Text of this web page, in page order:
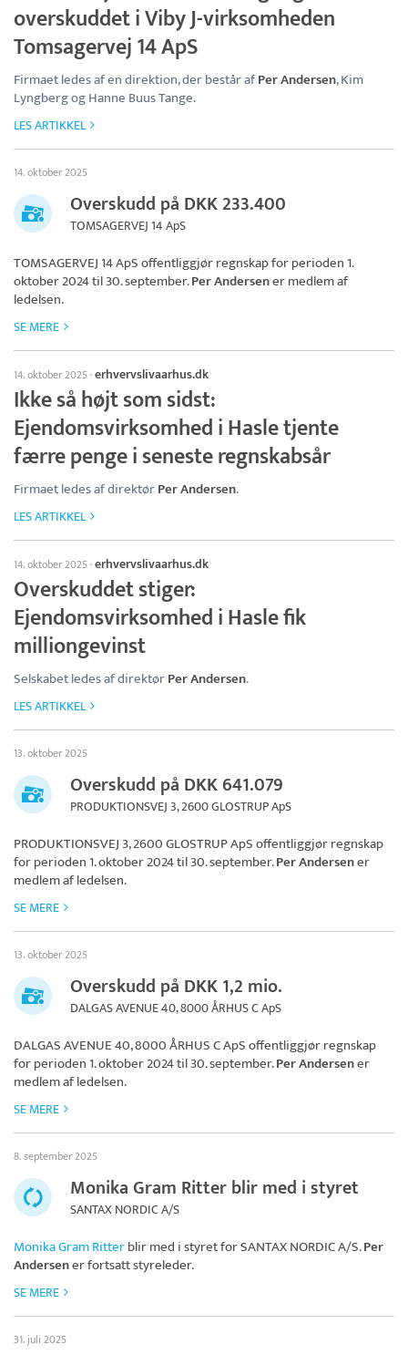
overskuddet i Viby J-virksomheden
Tomsagervej 14 ApS
Firmaet ledes af en direktion, der består afPer Andersen, Kim
Lyngberg og Hanne Buus Tange.
LES ARTIKKEL
14. oktober 2025
Overskudd på DKK 233.400
TOMSAGERVEJ 14 ApS
TOMSAGERVEJ 14 ApSoffentliggjør regnskap for perioden 1.
oktober 2024 til 30. september.Per Andersener medlem af
ledelsen.
SE MERE
14. oktober 2025·erhvervslivaarhus.dk
Ikke så højt som sidst:
Ejendomsvirksomhed i Hasle tjente
færre penge i seneste regnskabsår
Firmaet ledes af direktørPer Andersen.
LES ARTIKKEL
14. oktober 2025·erhvervslivaarhus.dk
Overskuddet stiger:
Ejendomsvirksomhed i Hasle fik
milliongevinst
Selskabet ledes af direktørPer Andersen.
LES ARTIKKEL
13. oktober 2025
Overskudd på DKK 641.079
PRODUKTIONSVEJ 3, 2600 GLOSTRUP ApS
PRODUKTIONSVEJ 3, 2600 GLOSTRUP ApSoffentliggjør regnskap
for perioden 1. oktober 2024 til 30. september.Per Andersener
medlem af ledelsen.
SE MERE
13. oktober 2025
Overskudd på DKK 1,2 mio.
DALGAS AVENUE 40, 8000 ÅRHUS C ApS
DALGAS AVENUE 40, 8000 ÅRHUS C ApSoffentliggjør regnskap
for perioden 1. oktober 2024 til 30. september.Per Andersener
medlem af ledelsen.
SE MERE
8. september 2025
Monika Gram Ritter blir med i styret
SANTAX NORDIC A/S
Monika Gram Ritterblir med i styret forSANTAX NORDIC A/S.Per
Andersener fortsatt styreleder.
SE MERE
31. juli 2025